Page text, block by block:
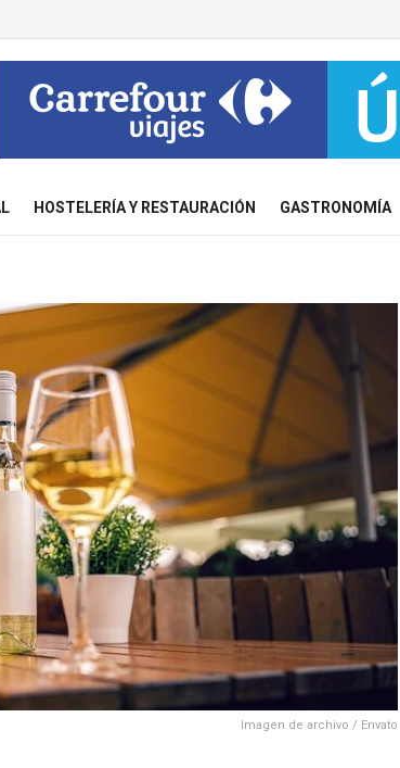
HOSTELERÍA Y RESTAURACIÓN GASTRONOMÍA
Imagen de archivo / Envato